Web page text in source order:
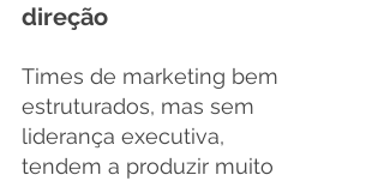
direção
Times de marketing bem
estruturados, mas sem
liderança executiva,
tendem a produzir muito